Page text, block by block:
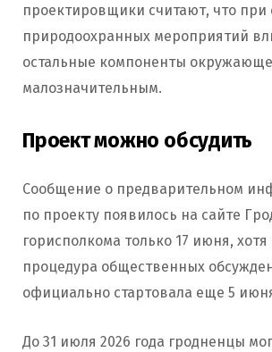
проектировщики считают, что при
природоохранных мероприятий
остальные компоненты
малозначительным.
Проект можно обсудить
Сообщение о предварительном
по проекту появилось на сайте
горисполкома только 17 июня, хотя
процедура общественных
официально стартовала еще 5
До 31 июля 2026 года гродненцы